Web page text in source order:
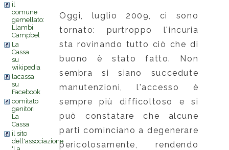
il
comune
gemellato:
Llambi
Campbel
La
Cassa
su
wikipedia
lacassa
su
Facebook
comitato
genitori
La
Cassa
il sito
dell'associazione
Oggi, luglio 2009, ci sono
tornato: purtroppo l'incuria
sta rovinando tutto ciò che di
buono è stato fatto. Non
sembra si siano succedute
manutenzioni, l'accesso è
sempre più difficoltoso e si
può constatare che alcune
parti cominciano a degenerare
pericolosamente, rendendo